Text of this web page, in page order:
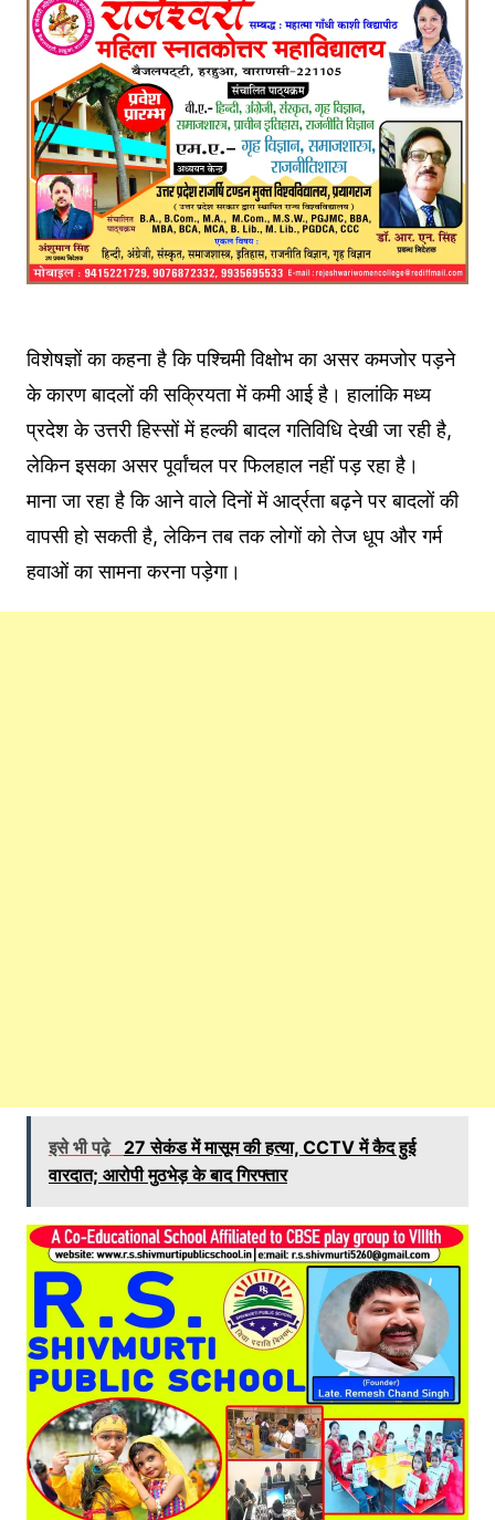
विशेषज्ञों का कहना है कि पश्चिमी विक्षोभ का असर कमजोर पड़ने
के कारण बादलों की सक्रियता में कमी आई है। हालांकि मध्य
प्रदेश के उत्तरी हिस्सों में हल्की बादल गतिविधि देखी जा रही है,
लेकिन इसका असर पूर्वांचल पर फिलहाल नहीं पड़ रहा है।
माना जा रहा है कि आने वाले दिनों में आर्द्रता बढ़ने पर बादलों की
वापसी हो सकती है, लेकिन तब तक लोगों को तेज धूप और गर्म
हवाओं का सामना करना पड़ेगा।
इसे भी पढ़े 27 सेकंड में मासूम की हत्या, CCTV में कैद हुई
वारदात; आरोपी मुठभेड़ के बाद गिरफ्तार